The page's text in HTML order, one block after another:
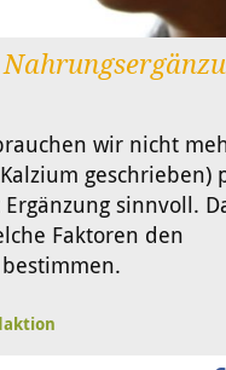
wir nicht
geschrieben)
sinnvoll.
Faktoren den